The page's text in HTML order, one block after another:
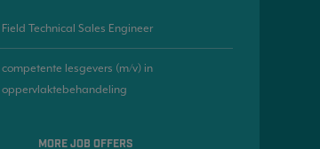
Field Technical Sales Engineer
competente lesgevers (m/v) in
oppervlaktebehandeling
MORE JOB OFFERS